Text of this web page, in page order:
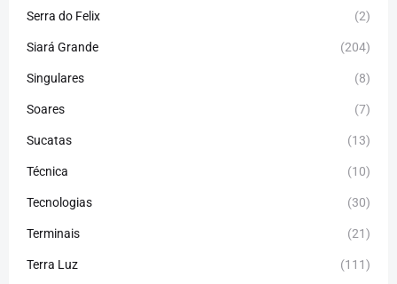
Serra do Felix (2)
Siará Grande (204)
Singulares (8)
Soares (7)
Sucatas (13)
Técnica (10)
Tecnologias (30)
Terminais (21)
Terra Luz (111)